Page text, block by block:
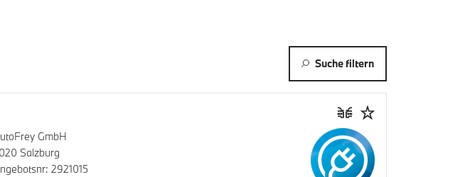
Suche filtern
GmbH
Salzburg
2921015